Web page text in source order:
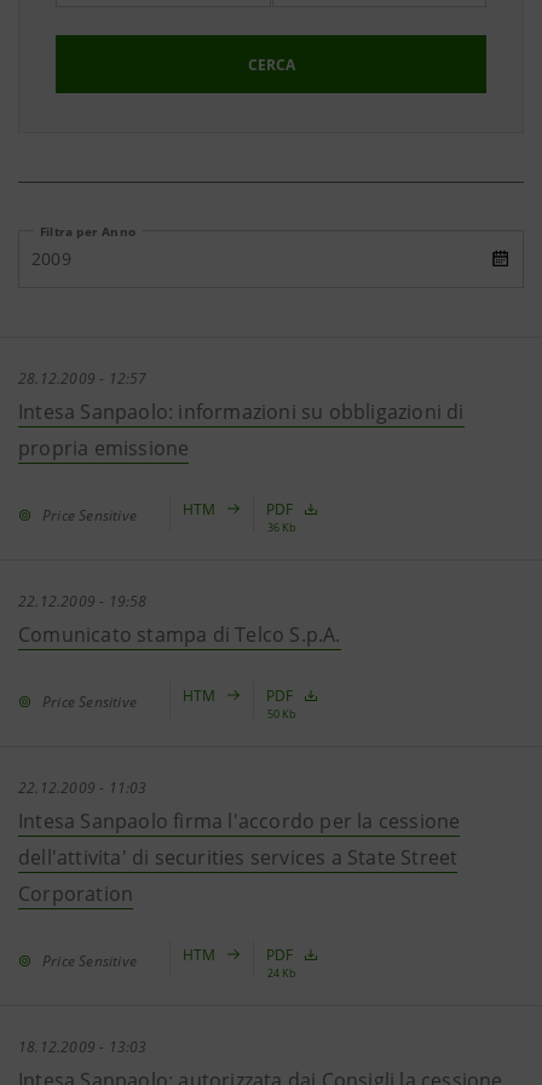
CERCA
Filtra per Anno
2009
28.12.2009 - 12:57
Intesa Sanpaolo: informazioni su obbligazioni di
propria emissione
Price Sensitive HTM PDF
36 Kb
22.12.2009 - 19:58
Comunicato stampa di Telco S.p.A.
Price Sensitive HTM PDF
50 Kb
22.12.2009 - 11:03
Intesa Sanpaolo firma l'accordo per la cessione
dell'attivita' di securities services a State Street
Corporation
Price Sensitive HTM PDF
24 Kb
18.12.2009 - 13:03